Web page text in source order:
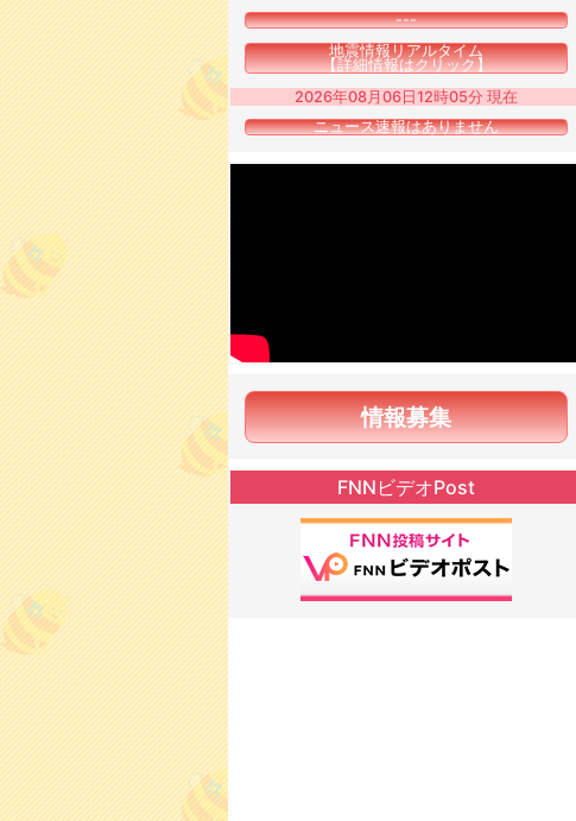
---
地震情報リアルタイム
【詳細情報はクリック】
2026年08月06日12時05分 現在
ニュース速報はありません
情報募集
FNNビデオPost